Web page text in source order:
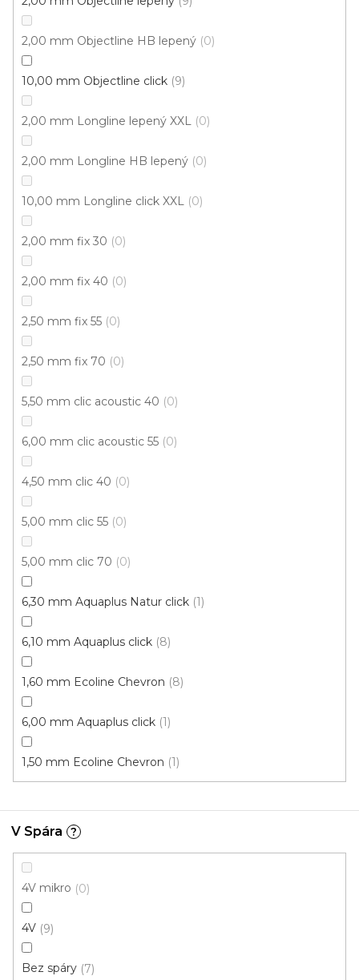
2,00 mm Objectline HB lepený 0
10,00 mm Objectline click 9
2,00 mm Longline lepený XXL 0
2,00 mm Longline HB lepený 0
10,00 mm Longline click XXL 0
2,00 mm fix 30 0
2,00 mm fix 40 0
2,50 mm fix 55 0
2,50 mm fix 70 0
5,50 mm clic acoustic 40 0
6,00 mm clic acoustic 55 0
4,50 mm clic 40 0
5,00 mm clic 55 0
5,00 mm clic 70 0
6,30 mm Aquaplus Natur click 1
6,10 mm Aquaplus click 8
1,60 mm Ecoline Chevron 8
6,00 mm Aquaplus click 1
1,50 mm Ecoline Chevron 1
V Spára ?
4V mikro 0
4V 9
Bez spáry 7
Vinylová podlaha PALLADIUM 40 Mountain Oak
Brown
Skladem externě, odesíláme do 2-3 dnů
od
599 Kč
Fix (lepená) Click (plovoucí)
Vinylová podlaha PALLADIUM 40 Palmer Oak
Natural
Doprodej
Skladem externě, odesíláme do 2-3 dnů
599 Kč